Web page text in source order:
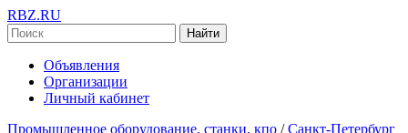
RBZ.RU
Найти
Объявления
Организации
Личный кабинет
Промышленное оборудование, станки, кпо / Санкт-Петербург